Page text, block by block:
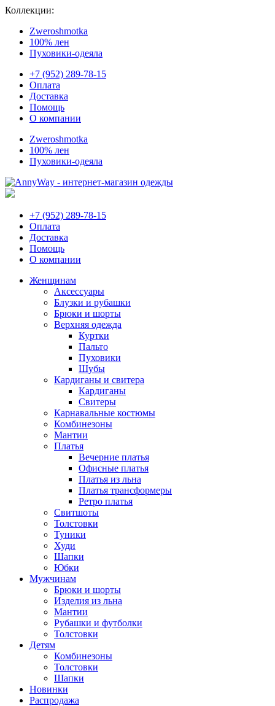
Коллекции:
Zweroshmotka
100% лен
Пуховики-одеяла
+7 (952) 289-78-15
Оплата
Доставка
Помощь
О компании
Zweroshmotka
100% лен
Пуховики-одеяла
+7 (952) 289-78-15
Оплата
Доставка
Помощь
О компании
Женщинам
Аксессуары
Блузки и рубашки
Брюки и шорты
Верхняя одежда
Куртки
Пальто
Пуховики
Шубы
Кардиганы и свитера
Кардиганы
Свитеры
Карнавальные костюмы
Комбинезоны
Мантии
Платья
Вечерние платья
Офисные платья
Платья из льна
Платья трансформеры
Ретро платья
Свитшоты
Толстовки
Туники
Худи
Шапки
Юбки
Мужчинам
Брюки и шорты
Изделия из льна
Мантии
Рубашки и футболки
Толстовки
Детям
Комбинезоны
Толстовки
Шапки
Новинки
Распродажа